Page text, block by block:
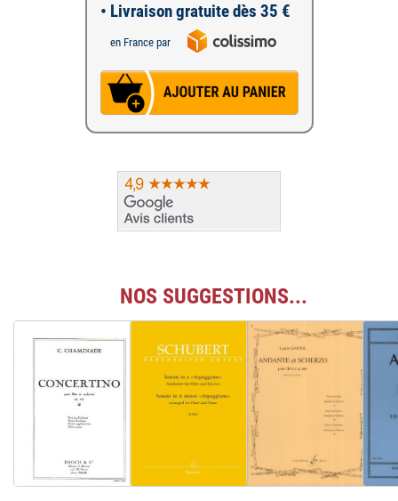
• Livraison gratuite dès 35 €
en France par
NOS SUGGESTIONS...